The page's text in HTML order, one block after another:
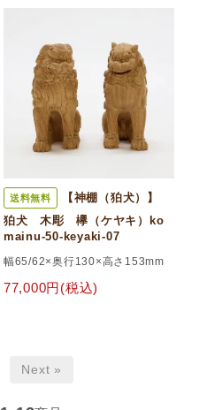
送料無料
【神棚（狛犬）】
狛犬 木彫 欅（ケヤキ）ko
mainu-50-keyaki-07
幅65/62×奥行130×高さ153mm
77,000円(税込)
Next »